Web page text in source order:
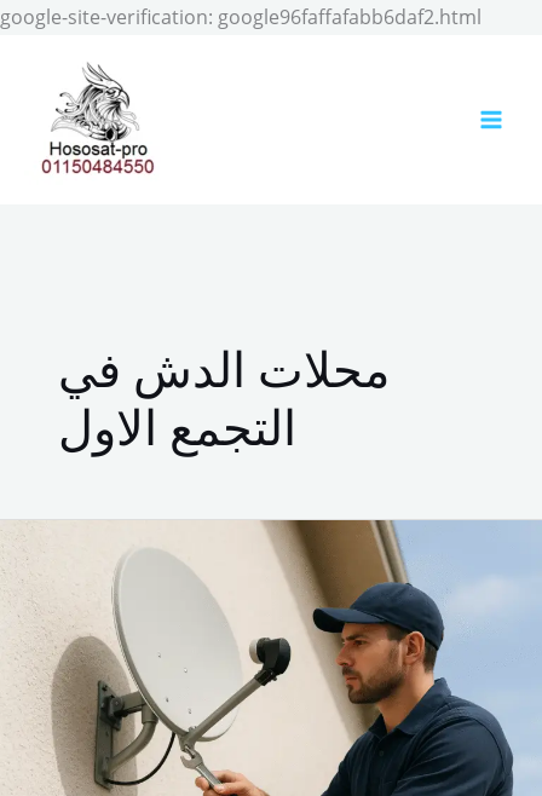
google-site-verification: google96faffafabb6daf2.html
محلات الدش في
التجمع الاول
فني
دش
التجمع
الاول
صيانة
دش
في
التجمع